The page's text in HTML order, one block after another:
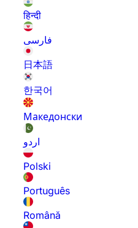
हिन्दी
فارسی
日本語
한국어
Македонски
اردو
Polski
Português
Română